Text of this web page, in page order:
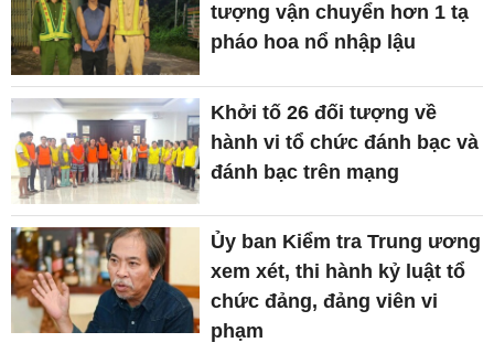
tượng vận chuyển hơn 1 tạ
pháo hoa nổ nhập lậu
Khởi tố 26 đối tượng về
hành vi tổ chức đánh bạc và
đánh bạc trên mạng
Ủy ban Kiểm tra Trung ương
xem xét, thi hành kỷ luật tổ
chức đảng, đảng viên vi
phạm